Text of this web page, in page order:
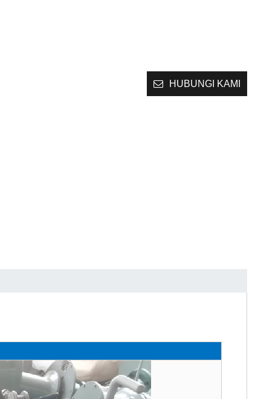
HUBUNGI KAMI